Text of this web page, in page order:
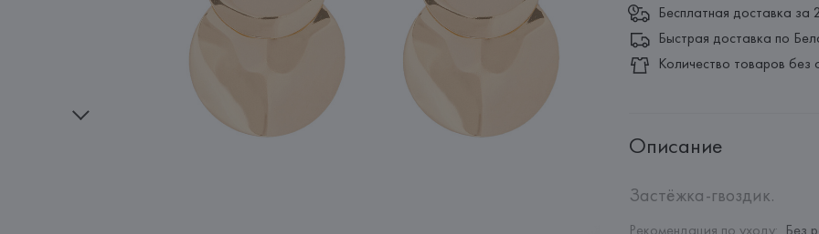
Бесплатная доставка за
Быстрая доставка по
Количество товаров без
Описание
Застёжка-гвоздик.
Рекомендация по уходу: Без